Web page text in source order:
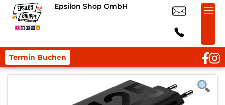
Epsilon Shop GmbH
Termin Buchen